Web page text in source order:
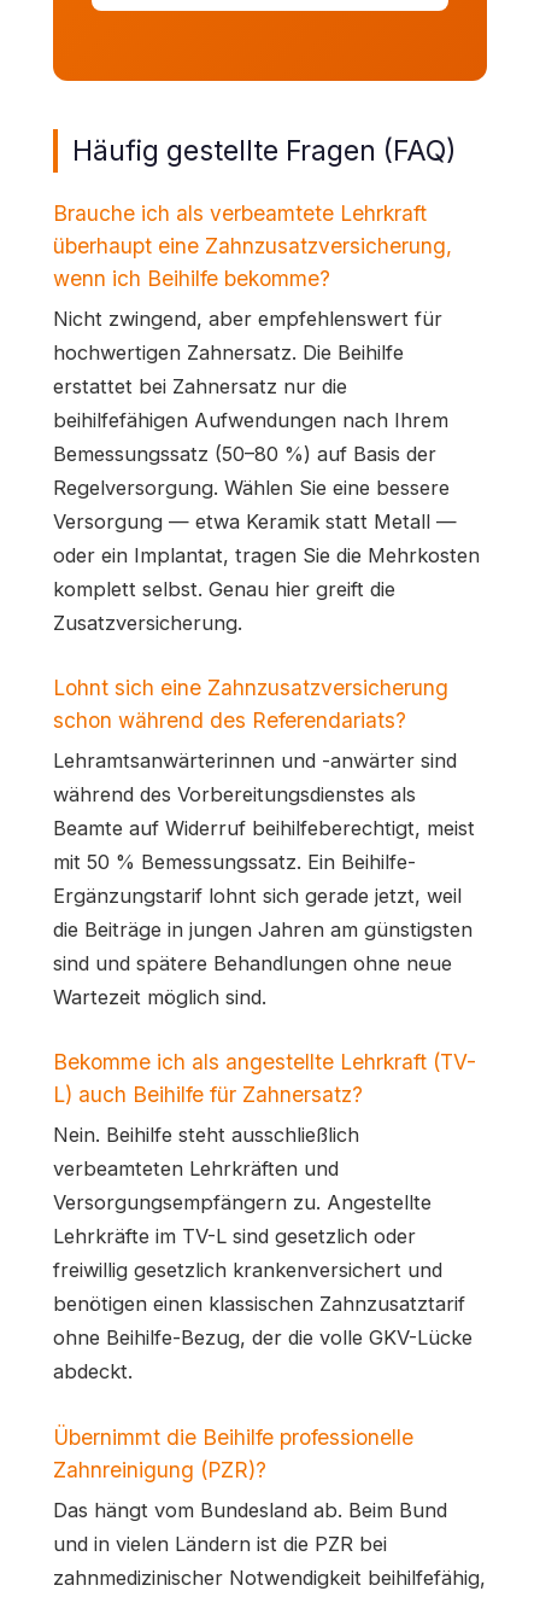
Häufig gestellte Fragen (FAQ)
Brauche ich als verbeamtete Lehrkraft
überhaupt eine Zahnzusatzversicherung,
wenn ich Beihilfe bekomme?
Nicht zwingend, aber empfehlenswert für
hochwertigen Zahnersatz. Die Beihilfe
erstattet bei Zahnersatz nur die
beihilfefähigen Aufwendungen nach Ihrem
Bemessungssatz (50–80 %) auf Basis der
Regelversorgung. Wählen Sie eine bessere
Versorgung — etwa Keramik statt Metall —
oder ein Implantat, tragen Sie die Mehrkosten
komplett selbst. Genau hier greift die
Zusatzversicherung.
Lohnt sich eine Zahnzusatzversicherung
schon während des Referendariats?
Lehramtsanwärterinnen und -anwärter sind
während des Vorbereitungsdienstes als
Beamte auf Widerruf beihilfeberechtigt, meist
mit 50 % Bemessungssatz. Ein Beihilfe-
Ergänzungstarif lohnt sich gerade jetzt, weil
die Beiträge in jungen Jahren am günstigsten
sind und spätere Behandlungen ohne neue
Wartezeit möglich sind.
Bekomme ich als angestellte Lehrkraft (TV-
L) auch Beihilfe für Zahnersatz?
Nein. Beihilfe steht ausschließlich
verbeamteten Lehrkräften und
Versorgungsempfängern zu. Angestellte
Lehrkräfte im TV-L sind gesetzlich oder
freiwillig gesetzlich krankenversichert und
benötigen einen klassischen Zahnzusatztarif
ohne Beihilfe-Bezug, der die volle GKV-Lücke
abdeckt.
Übernimmt die Beihilfe professionelle
Zahnreinigung (PZR)?
Das hängt vom Bundesland ab. Beim Bund
und in vielen Ländern ist die PZR bei
zahnmedizinischer Notwendigkeit beihilfefähig,